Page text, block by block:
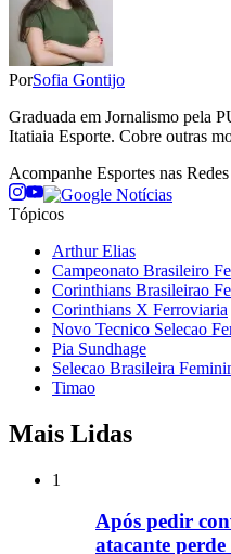
PorSofia Gontijo
Graduada em Jornalismo pela
Itatiaia Esporte. Cobre outras
Acompanhe Esportes nas
Tópicos
Arthur Elias
Campeonato Brasileiro
Corinthians Brasileirao
Corinthians X Ferroviaria
Novo Tecnico Selecao
Pia Sundhage
Selecao Brasileira
Timao
Mais Lidas
1
Após pedir
atacante